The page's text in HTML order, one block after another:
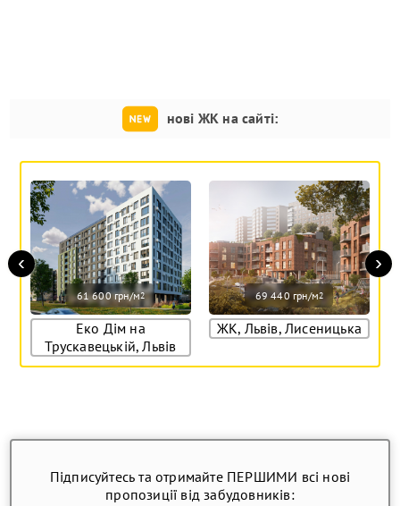
нові ЖК на сайті:
61 600 грн/м2
Еко Дім на
Трускавецькій, Львів
69 440 грн/м2
ЖК, Львів, Лисеницька
‹ ›
Підписуйтесь та отримайте ПЕРШИМИ всі нові
пропозиції від забудовників: